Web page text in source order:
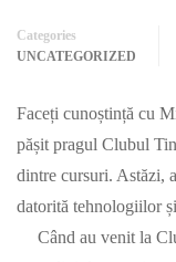
Categories
UNCATEGORIZED
Faceți cunoștință cu
pășit pragul Clubul
dintre cursuri. Astăzi,
datorită tehnologiilor
Când au venit la